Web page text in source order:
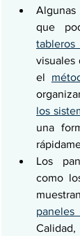
que
visuales
el
los
una
Los
como